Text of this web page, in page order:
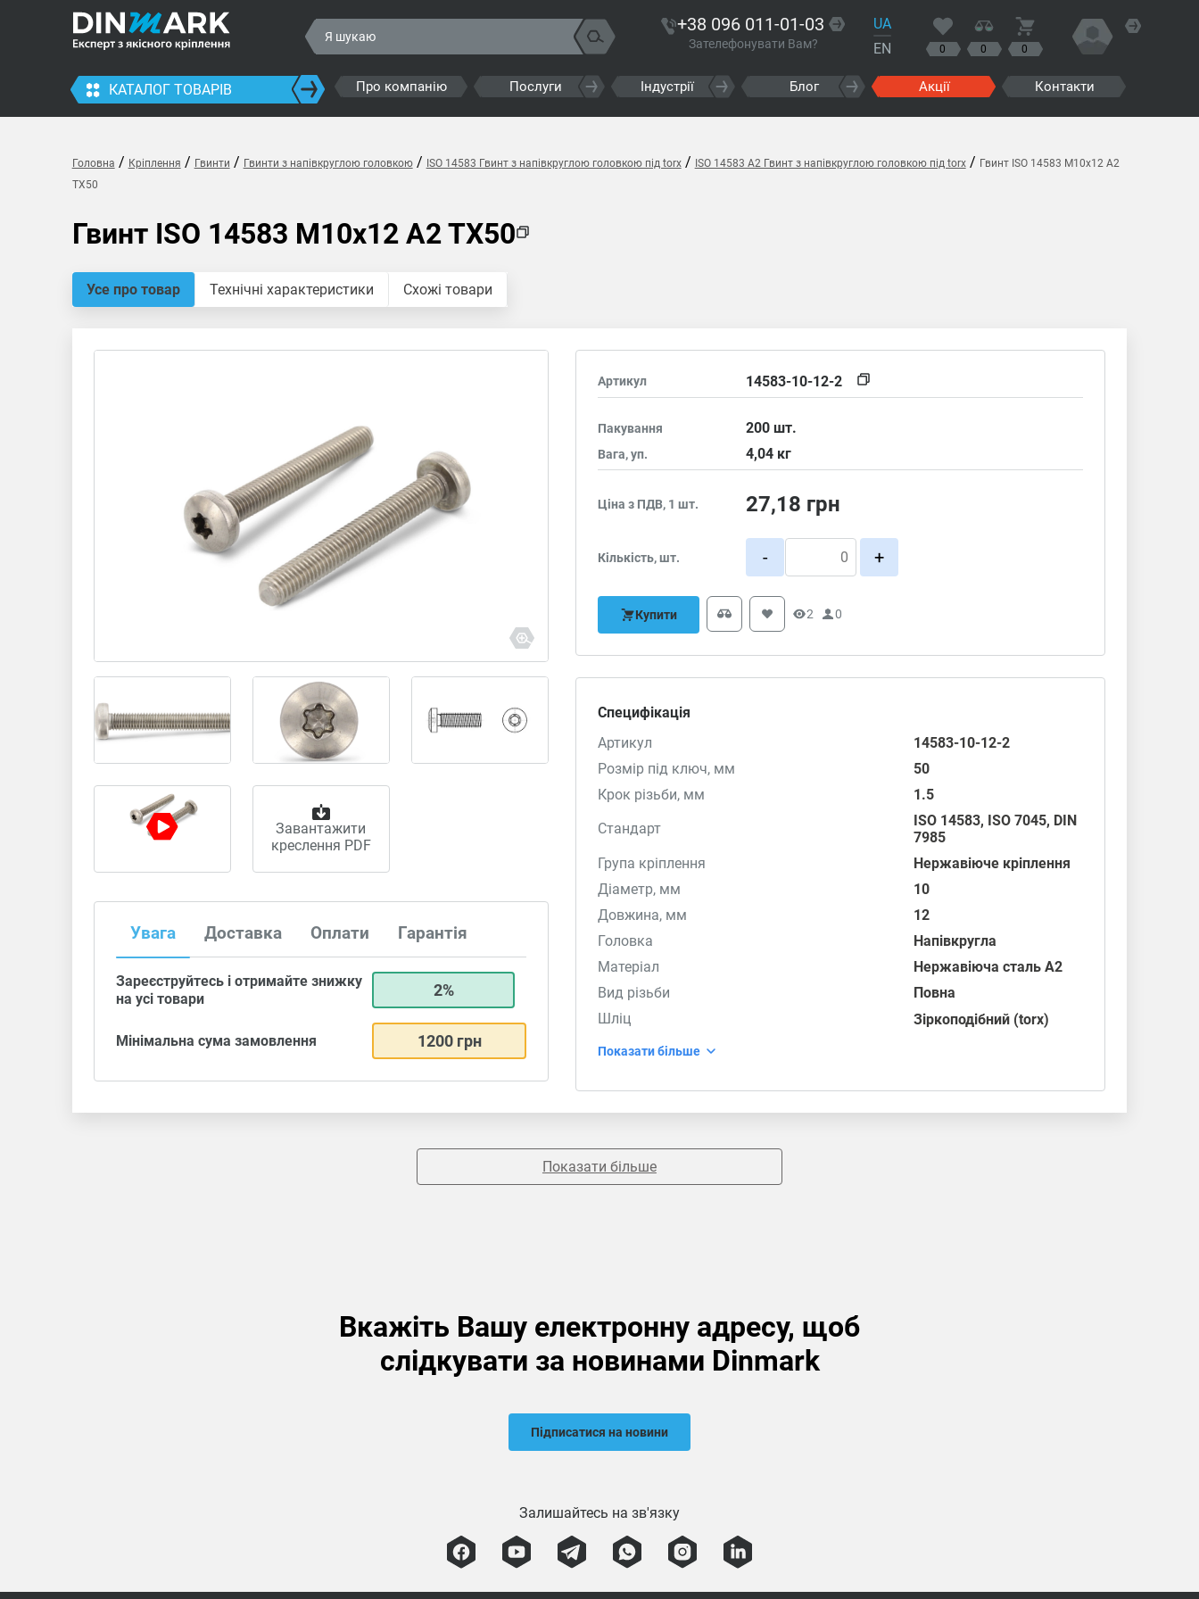
+38 096 011-01-03
Зателефонувати Вам?
UA
EN
0 0 0
КАТАЛОГ ТОВАРІВ Про компанію Послуги Індустрії Блог Акції Контакти
Головна / Кріплення / Гвинти / Гвинти з напівкруглою головкою/ ISO 14583 Гвинт з напівкруглою головкою під torx/ ISO 14583 A2 Гвинт з напівкруглою головкою під torx/ Гвинт ISO 14583 M10x12 A2
TX50
Гвинт ISO 14583 M10x12 A2 TX50
Усе про товар Технічні характеристики Схожі товари
Завантажити
креслення PDF
Увага Доставка Оплати Гарантія
Зареєструйтесь і отримайте знижку
на усі товари
2%
Мінімальна сума замовлення 1200 грн
Артикул 14583-10-12-2
Пакування 200шт.
Вага, уп. 4,04 кг
Ціна з ПДВ, 1 шт. 27,18 грн
Кількість, шт. - +
Купити 2 0
Специфікація
Артикул
14583-10-12-2
Розмір під ключ, мм
50
Крок різьби, мм
1.5
Стандарт
ISO 14583, ISO 7045, DIN
7985
Група кріплення
Нержавіюче кріплення
Діаметр, мм
10
Довжина, мм
12
Головка
Напівкругла
Матеріал
Нержавіюча сталь А2
Вид різьби
Повна
Шліц
Зіркоподібний (torx)
Показати більше
Показати більше
Вкажіть Вашу електронну адресу, щоб
слідкувати за новинами Dinmark
Підписатися на новини
Залишайтесь на зв'язку